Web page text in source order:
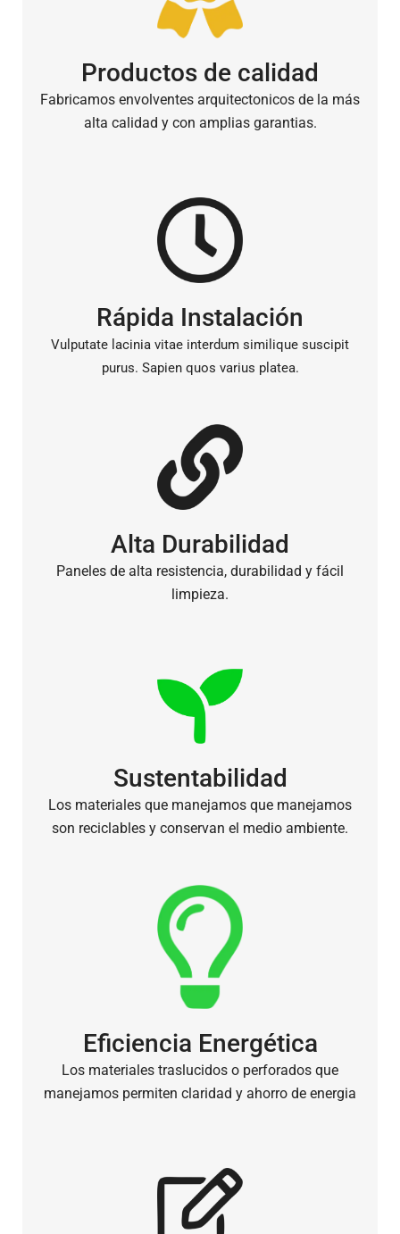
Productos de calidad
Fabricamos envolventes arquitectonicos de la más
alta calidad y con amplias garantias.
Rápida Instalación
Vulputate lacinia vitae interdum similique suscipit
purus. Sapien quos varius platea.
Alta Durabilidad
Paneles de alta resistencia, durabilidad y fácil
limpieza.
Sustentabilidad
Los materiales que manejamos que manejamos
son reciclables y conservan el medio ambiente.
Eficiencia Energética
Los materiales traslucidos o perforados que
manejamos permiten claridad y ahorro de energia